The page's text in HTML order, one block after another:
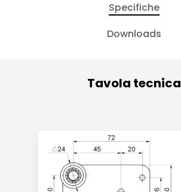
Specifiche
Downloads
Tavola tecnica